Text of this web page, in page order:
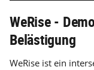
WeRise -
Belästigung
WeRise ist ein